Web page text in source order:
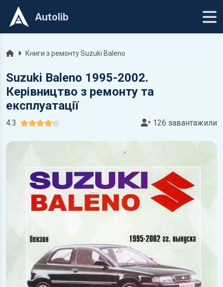
Autolib
ГоловнаКниги з ремонту Suzuki Baleno
Suzuki Baleno 1995-2002.
Керівництво з ремонту та
експлуатації
4.3 126 завантажили